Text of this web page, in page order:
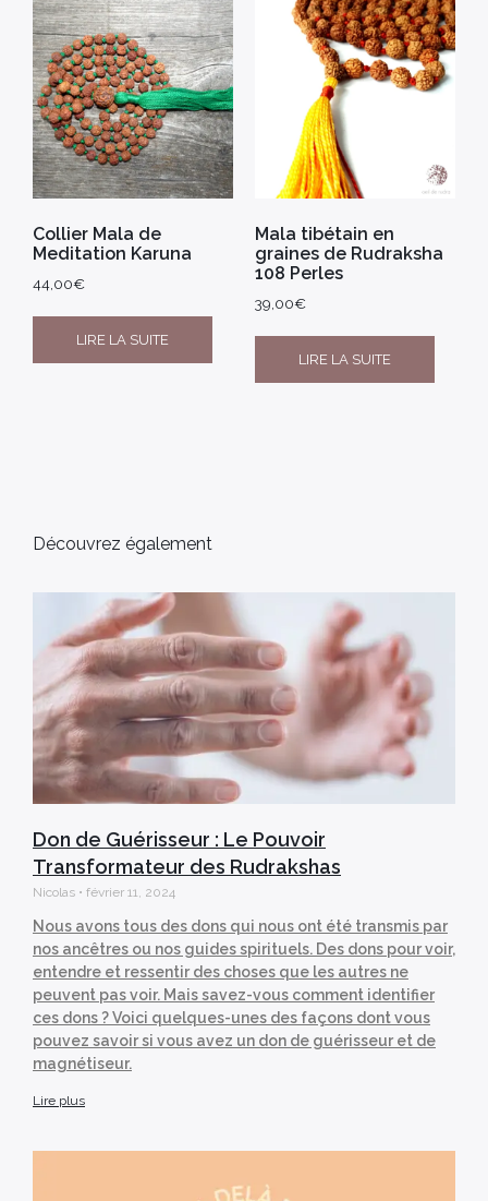
Collier Mala de
Meditation Karuna
44,00€
LIRE LA SUITE
Mala tibétain en
graines de Rudraksha
108 Perles
39,00€
LIRE LA SUITE
Découvrez également
Don de Guérisseur : Le Pouvoir
Transformateur des Rudrakshas
Nicolas février 11, 2024
Nous avons tous des dons qui nous ont été transmis par
nos ancêtres ou nos guides spirituels. Des dons pour voir,
entendre et ressentir des choses que les autres ne
peuvent pas voir. Mais savez-vous comment identifier
ces dons ? Voici quelques-unes des façons dont vous
pouvez savoir si vous avez un don de guérisseur et de
magnétiseur.
Lire plus